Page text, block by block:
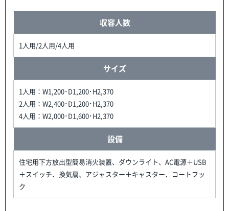
収容人数
1人用/2人用/4人用
サイズ
1人用：W1,200･D1,200･H2,370
2人用：W2,400･D1,200･H2,370
4人用：W2,000･D1,600･H2,370
設備
住宅用下方放出型簡易消火装置、ダウンライト、AC電源＋USB
＋スイッチ、換気扇、アジャスター＋キャスター、コートフッ
ク